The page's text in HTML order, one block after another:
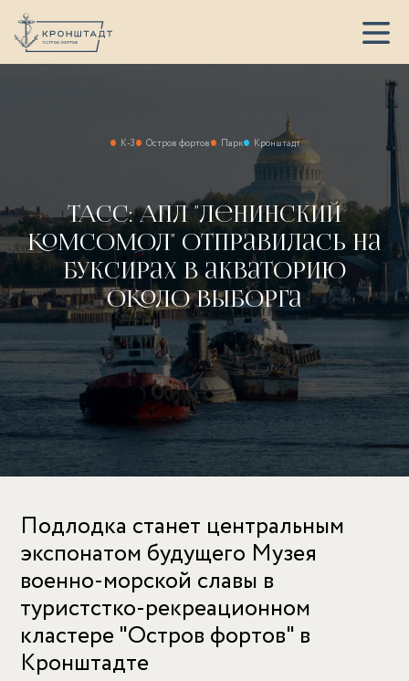
К-3 Остров фортов Парк Кронштадт
ТАСС: АПЛ "Ленинский
комсомол" отправилась на
буксирах в акваторию
около Выборга
Подлодка станет центральным
экспонатом будущего Музея
военно-морской славы в
туристстко-рекреационном
кластере "Остров фортов" в
Кронштадте